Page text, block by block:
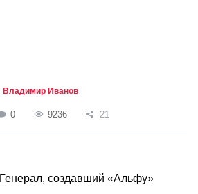
Владимир Иванов
0 9236 21
Генерал, создавший «Альфу»